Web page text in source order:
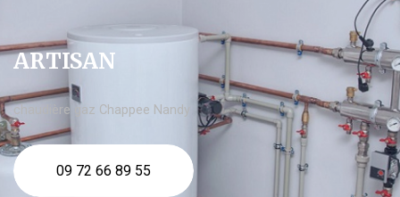
ARTISAN
chaudière gaz Chappee Nandy
09 72 66 89 55